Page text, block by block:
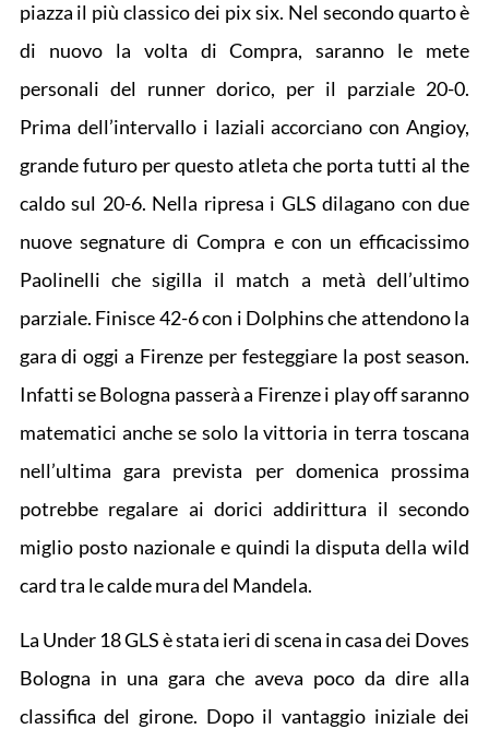
piazza il più classico dei pix six. Nel secondo quarto è
di nuovo la volta di Compra, saranno le mete
personali del runner dorico, per il parziale 20-0.
Prima dell’intervallo i laziali accorciano con Angioy,
grande futuro per questo atleta che porta tutti al the
caldo sul 20-6. Nella ripresa i GLS dilagano con due
nuove segnature di Compra e con un efficacissimo
Paolinelli che sigilla il match a metà dell’ultimo
parziale. Finisce 42-6 con i Dolphins che attendono la
gara di oggi a Firenze per festeggiare la post season.
Infatti se Bologna passerà a Firenze i play off saranno
matematici anche se solo la vittoria in terra toscana
nell’ultima gara prevista per domenica prossima
potrebbe regalare ai dorici addirittura il secondo
miglio posto nazionale e quindi la disputa della wild
card tra le calde mura del Mandela.
La Under 18 GLS è stata ieri di scena in casa dei Doves
Bologna in una gara che aveva poco da dire alla
classifica del girone. Dopo il vantaggio iniziale dei